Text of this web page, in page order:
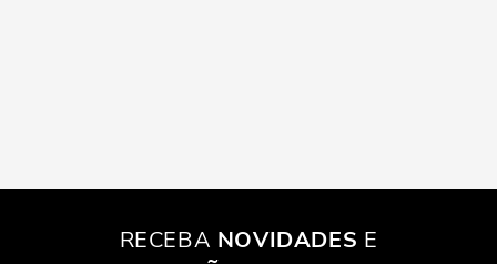
RECEBA NOVIDADES E